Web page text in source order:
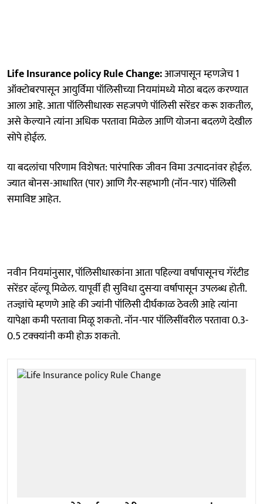
Life Insurance policy Rule Change:आजपासून म्हणजेच 1
ऑक्टोबरपासून आयुर्विमा पॉलिसीच्या नियमांमध्ये मोठा बदल करण्यात
आला आहे. आता पॉलिसीधारक सहजपणे पॉलिसी सरेंडर करू शकतील,
असे केल्याने त्यांना अधिक परतावा मिळेल आणि योजना बदलणे देखील
सोपे होईल.
या बदलांचा परिणाम विशेषत: पारंपारिक जीवन विमा उत्पादनांवर होईल.
ज्यात बोनस-आधारित (पार) आणि गैर-सहभागी (नॉन-पार) पॉलिसी
समाविष्ट आहेत.
नवीन नियमांनुसार, पॉलिसीधारकांना आता पहिल्या वर्षापासूनच गॅरंटीड
सरेंडर व्हॅल्यू मिळेल. यापूर्वी ही सुविधा दुसऱ्या वर्षापासून उपलब्ध होती.
तज्ज्ञांचे म्हणणे आहे की ज्यांनी पॉलिसी दीर्घकाळ ठेवली आहे त्यांना
यापेक्षा कमी परतावा मिळू शकतो. नॉन-पार पॉलिसींवरील परतावा 0.3-
0.5 टक्क्यांनी कमी होऊ शकतो.